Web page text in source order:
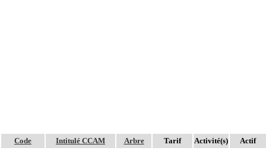
Code Intitulé CCAM Arbre Tarif Activité(s) Actif